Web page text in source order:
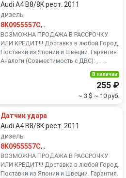
Audi A4 B8/8K рест. 2011
дизель
8K0955557C, .
ВОЗМОЖНА ПРОДАЖА В РАССРОЧКУ
ИЛИ КРЕДИТ!!! Доставка в любой Город.
Поставки из Японии и Швеции. Гарантия.
Аналоги (Совместимость с ДВС): , . . .
В наличии
255 ₽
~ 3 $ ~ 10 руб.
Датчик удара
Audi A4 B8/8K рест. 2011
дизель
8K0955557C, .
ВОЗМОЖНА ПРОДАЖА В РАССРОЧКУ
ИЛИ КРЕДИТ!!! Доставка в любой Город.
Поставки из Японии и Швеции. Гарантия.